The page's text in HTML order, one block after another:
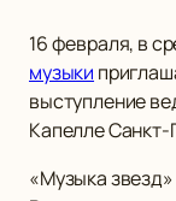
16 февраля, в
музыки
выступление
Капелле Санкт-
«Музыка